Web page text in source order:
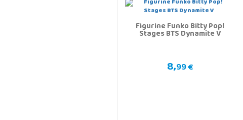
Figurine Funko Bitty Pop!
Stages BTS Dynamite V
8,99 €